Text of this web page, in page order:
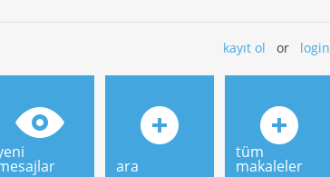
kayıt ol or login
ara
tüm
makaleler